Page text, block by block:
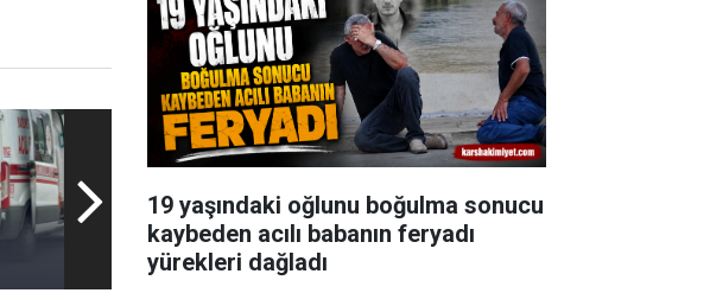
19 yaşındaki oğlunu boğulma sonucu
kaybeden acılı babanın feryadı
yürekleri dağladı